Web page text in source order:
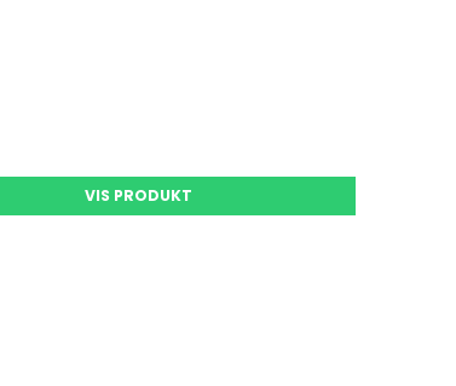
VIS PRODUKT